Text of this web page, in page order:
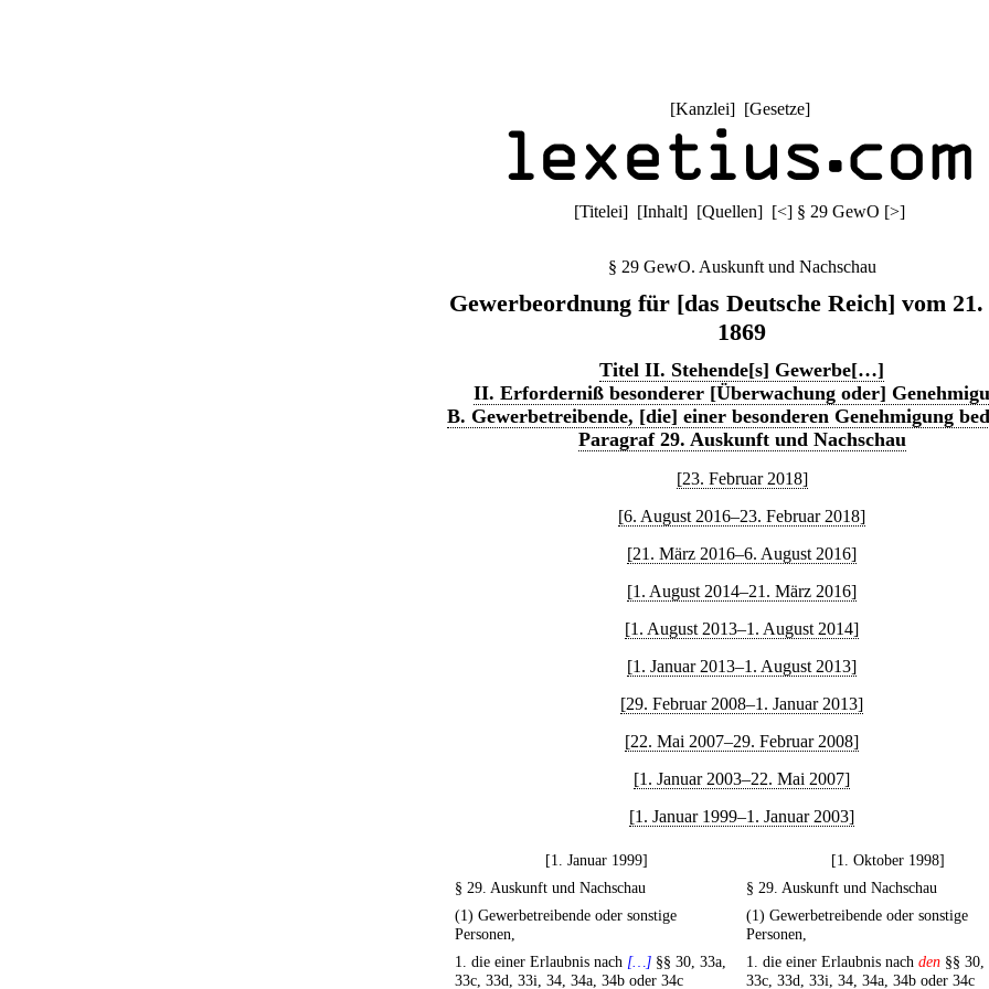
[Kanzlei] [Gesetze]
[Titelei] [Inhalt] [Quellen] [<] § 29 GewO [>]
§ 29 GewO. Auskunft und Nachschau
Gewerbeordnung für [das Deutsche Reich] vom
1869
Titel II. Stehende[s] Gewerbe[…]
II. Erforderniß besonderer [Überwachung oder]
B. Gewerbetreibende, [die] einer besonderen Genehmigung
Paragraf 29. Auskunft und Nachschau
[23. Februar 2018]
[6. August 2016–23. Februar 2018]
[21. März 2016–6. August 2016]
[1. August 2014–21. März 2016]
[1. August 2013–1. August 2014]
[1. Januar 2013–1. August 2013]
[29. Februar 2008–1. Januar 2013]
[22. Mai 2007–29. Februar 2008]
[1. Januar 2003–22. Mai 2007]
[1. Januar 1999–1. Januar 2003]
[1. Januar 1999]
[1. Oktober 1998]
§ 29. Auskunft und Nachschau
§ 29. Auskunft und Nachschau
(1) Gewerbetreibende oder sonstige
Personen,
(1) Gewerbetreibende oder sonstige
Personen,
1. die einer Erlaubnis nach […] §§ 30, 33a,
33c, 33d, 33i, 34, 34a, 34b oder 34c
1. die einer Erlaubnis nach den §§ 30,
33c, 33d, 33i, 34, 34a, 34b oder 34c